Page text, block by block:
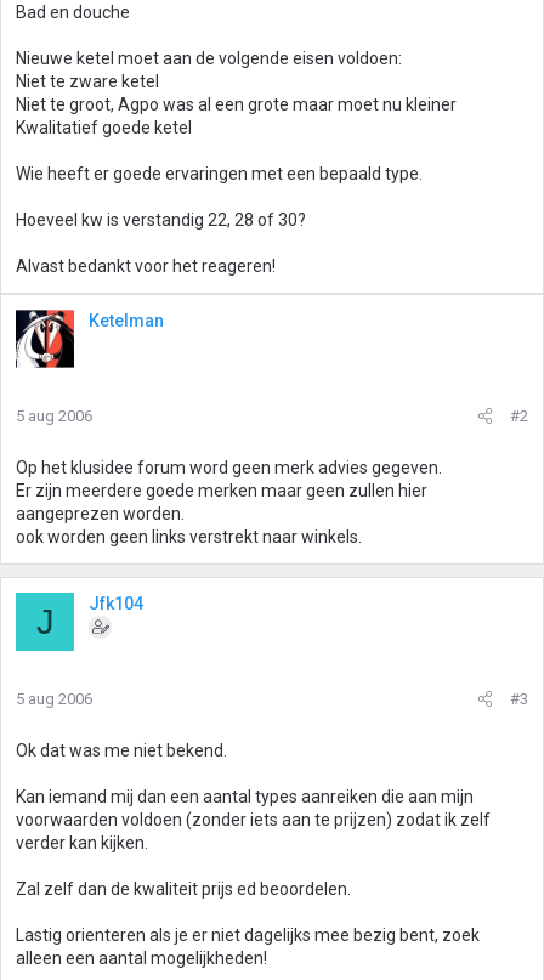
Bad en douche
Nieuwe ketel moet aan de volgende eisen voldoen:
Niet te zware ketel
Niet te groot, Agpo was al een grote maar moet nu kleiner
Kwalitatief goede ketel
Wie heeft er goede ervaringen met een bepaald type.
Hoeveel kw is verstandig 22, 28 of 30?
Alvast bedankt voor het reageren!
Ketelman
5 aug 2006 #2
Op het klusidee forum word geen merk advies gegeven.
Er zijn meerdere goede merken maar geen zullen hier
aangeprezen worden.
ook worden geen links verstrekt naar winkels.
J Jfk104
5 aug 2006 #3
Ok dat was me niet bekend.
Kan iemand mij dan een aantal types aanreiken die aan mijn
voorwaarden voldoen (zonder iets aan te prijzen) zodat ik zelf
verder kan kijken.
Zal zelf dan de kwaliteit prijs ed beoordelen.
Lastig orienteren als je er niet dagelijks mee bezig bent, zoek
alleen een aantal mogelijkheden!